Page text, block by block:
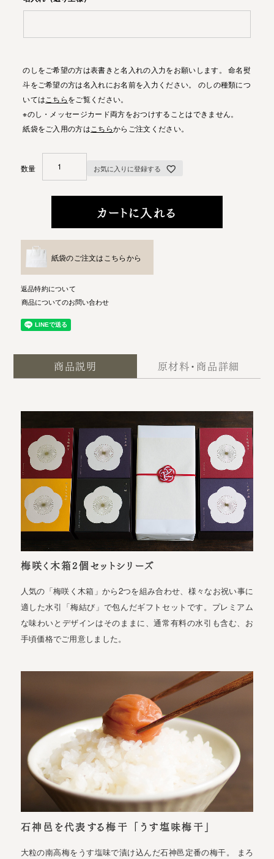
のしをご希望の方は表書きと名入れの入力をお願いします。 命名熨
斗をご希望の方は名入れにお名前を入力ください。 のしの種類につ
いては こちらをご覧ください。
※のし・メッセージカード両方をおつけすることはできません。
紙袋をご入用の方は こちらからご注文ください。
お気に入りに登録する
カートに入れる
紙袋のご注文はこちらから
返品特約について
商品についてのお問い合わせ
商品説明 原材料・商品詳細
梅咲く木箱2個セットシリーズ
人気の「梅咲く木箱」から2つを組み合わせ、様々なお祝い事に
適した水引「梅結び」で包んだギフトセットです。プレミアム
な味わいとデザインはそのままに、通常有料の水引も含む、お
手頃価格でご用意しました。
石神邑を代表する梅干 「うす塩味梅干」
大粒の南高梅をうす塩味で漬け込んだ石神邑定番の梅干。 まろ